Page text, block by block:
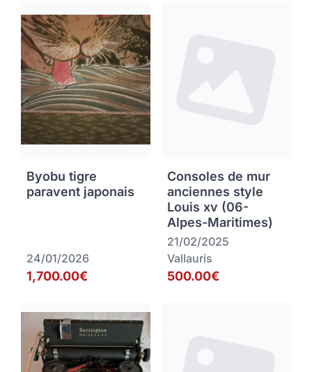
Byobu tigre
paravent japonais
24/01/2026
1,700.00€
Consoles de mur
anciennes style
Louis xv (06-
Alpes-Maritimes)
21/02/2025
Vallauris
500.00€